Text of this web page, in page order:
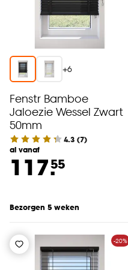
+6
Fenstr Bamboe
Jaloezie Wessel Zwart
50mm
4.3 (7)
al vanaf
117.55
Bezorgen 5 weken
-20%